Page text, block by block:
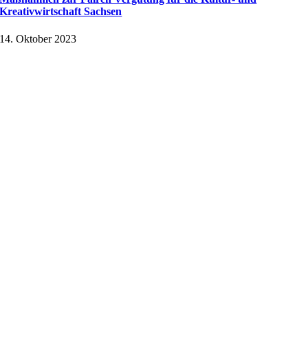
Kreativwirtschaft Sachsen
14. Oktober 2023